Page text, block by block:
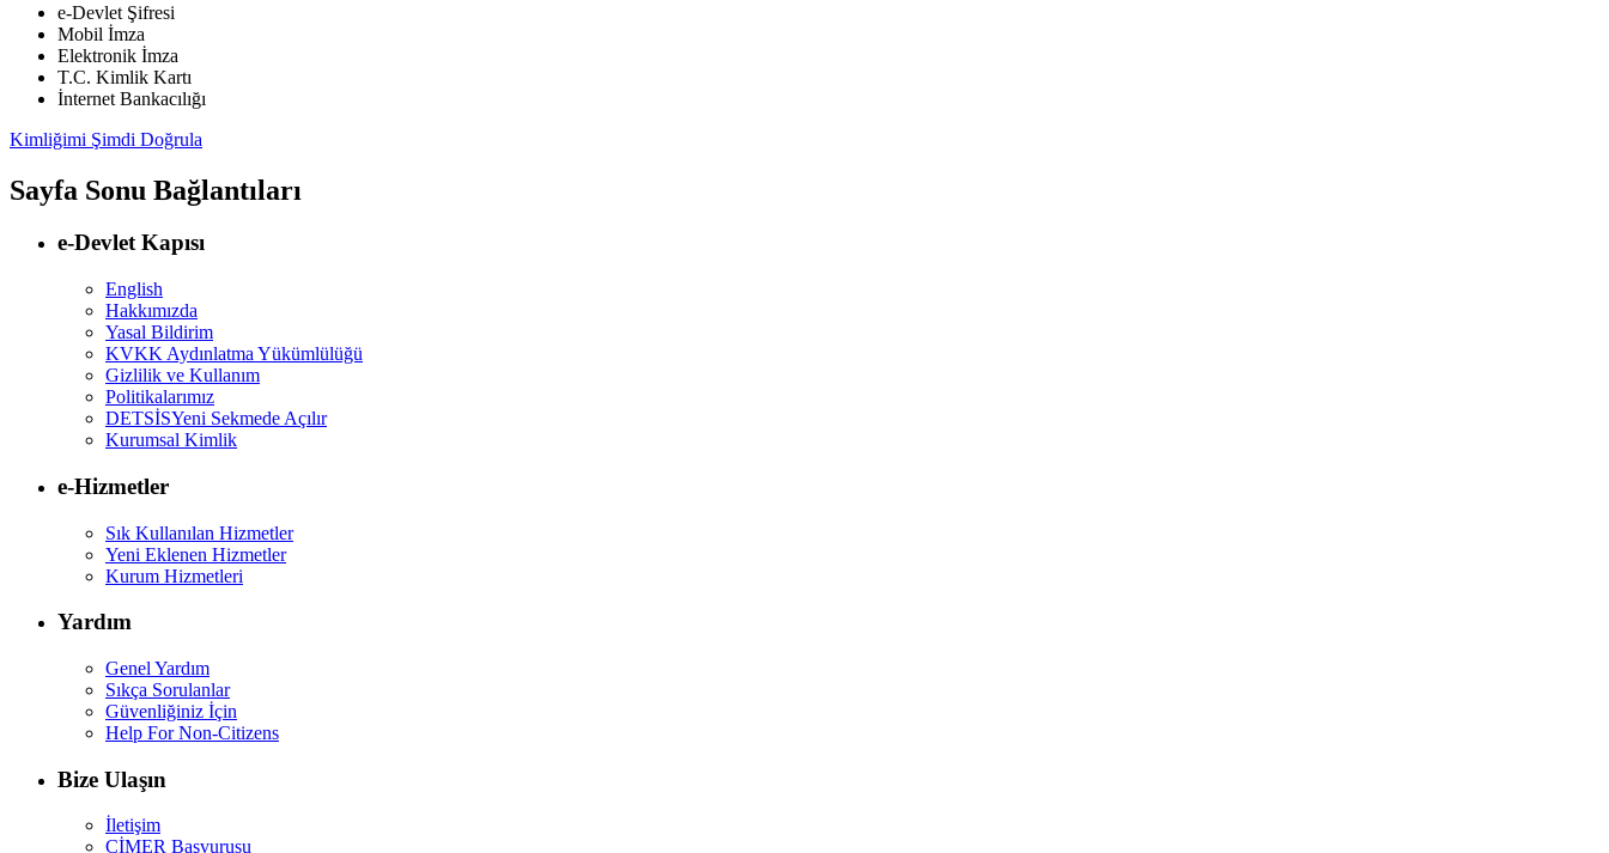
e-Devlet Şifresi
Mobil İmza
Elektronik İmza
T.C. Kimlik Kartı
İnternet Bankacılığı
Kimliğimi Şimdi Doğrula
Sayfa Sonu Bağlantıları
e-Devlet Kapısı
English
Hakkımızda
Yasal Bildirim
KVKK Aydınlatma Yükümlülüğü
Gizlilik ve Kullanım
Politikalarımız
DETSİSYeni Sekmede Açılır
Kurumsal Kimlik
e-Hizmetler
Sık Kullanılan Hizmetler
Yeni Eklenen Hizmetler
Kurum Hizmetleri
Yardım
Genel Yardım
Sıkça Sorulanlar
Güvenliğiniz İçin
Help For Non-Citizens
Bize Ulaşın
İletişim
CİMER Başvurusu